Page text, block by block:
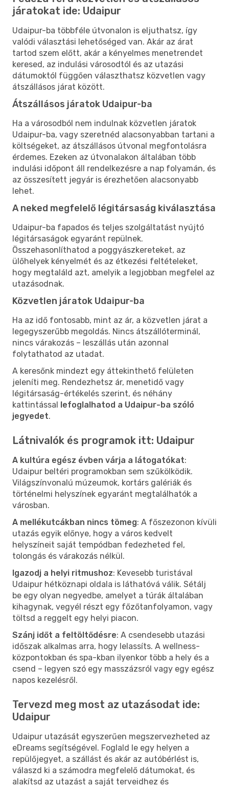
járatokat ide: Udaipur
Udaipur-ba többféle útvonalon is eljuthatsz, így
valódi választási lehetőséged van. Akár az árat
tartod szem előtt, akár a kényelmes menetrendet
keresed, az indulási városodtól és az utazási
dátumoktól függően választhatsz közvetlen vagy
átszállásos járat között.
Átszállásos járatok Udaipur-ba
Ha a városodból nem indulnak közvetlen járatok
Udaipur-ba, vagy szeretnéd alacsonyabban tartani a
költségeket, az átszállásos útvonal megfontolásra
érdemes. Ezeken az útvonalakon általában több
indulási időpont áll rendelkezésre a nap folyamán, és
az összesített jegyár is érezhetően alacsonyabb
lehet.
A neked megfelelő légitársaság kiválasztása
Udaipur-ba fapados és teljes szolgáltatást nyújtó
légitársaságok egyaránt repülnek.
Összehasonlíthatod a poggyászkereteket, az
ülőhelyek kényelmét és az étkezési feltételeket,
hogy megtaláld azt, amelyik a legjobban megfelel az
utazásodnak.
Közvetlen járatok Udaipur-ba
Ha az idő fontosabb, mint az ár, a közvetlen járat a
legegyszerűbb megoldás. Nincs átszállóterminál,
nincs várakozás – leszállás után azonnal
folytathatod az utadat.
A keresőnk mindezt egy áttekinthető felületen
jeleníti meg. Rendezhetsz ár, menetidő vagy
légitársaság-értékelés szerint, és néhány
kattintással lefoglalhatod a Udaipur-ba szóló
jegyedet.
Látnivalók és programok itt: Udaipur
A kultúra egész évben várja a látogatókat:
Udaipur beltéri programokban sem szűkölködik.
Világszínvonalú múzeumok, kortárs galériák és
történelmi helyszínek egyaránt megtalálhatók a
városban.
A mellékutcákban nincs tömeg: A főszezonon kívüli
utazás egyik előnye, hogy a város kedvelt
helyszíneit saját tempódban fedezheted fel,
tolongás és várakozás nélkül.
Igazodj a helyi ritmushoz: Kevesebb turistával
Udaipur hétköznapi oldala is láthatóvá válik. Sétálj
be egy olyan negyedbe, amelyet a túrák általában
kihagynak, vegyél részt egy főzőtanfolyamon, vagy
töltsd a reggelt egy helyi piacon.
Szánj időt a feltöltődésre: A csendesebb utazási
időszak alkalmas arra, hogy lelassíts. A wellness-
központokban és spa-kban ilyenkor több a hely és a
csend – legyen szó egy masszázsról vagy egy egész
napos kezelésről.
Tervezd meg most az utazásodat ide:
Udaipur
Udaipur utazását egyszerűen megszervezheted az
eDreams segítségével. Foglald le egy helyen a
repülőjegyet, a szállást és akár az autóbérlést is,
válaszd ki a számodra megfelelő dátumokat, és
alakítsd az utazást a saját terveidhez és